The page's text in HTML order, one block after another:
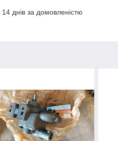
днів за домовленістю